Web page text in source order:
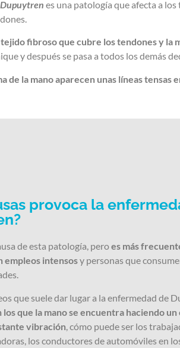
es una patología que afecta a
tejido fibroso que cubre los tendones y la
y después se pasa a todos los demás
de la mano aparecen unas líneas tensas
provoca la
de esta patología, peroes más
empleos intensosy personas que
que suele dar lugar a la enfermedad de
los que la mano se encuentra haciendo
vibración , cómo puede ser los
los conductores de automóviles en